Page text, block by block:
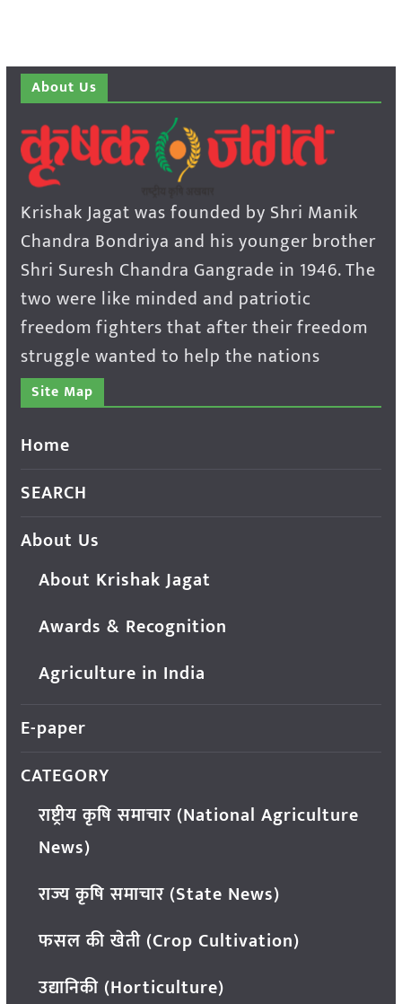
About Us
Krishak Jagat was founded by Shri Manik
Chandra Bondriya and his younger brother
Shri Suresh Chandra Gangrade in 1946. The
two were like minded and patriotic
freedom fighters that after their freedom
struggle wanted to help the nations
Site Map
Home
SEARCH
About Us
About Krishak Jagat
Awards & Recognition
Agriculture in India
E-paper
CATEGORY
राष्ट्रीय कृषि समाचार (National Agriculture
News)
राज्य कृषि समाचार (State News)
फसल की खेती (Crop Cultivation)
उद्यानिकी (Horticulture)